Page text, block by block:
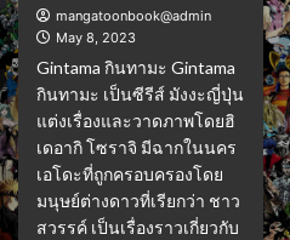
mangatoonbook@admin
May 8, 2023
Gintama กินทามะ Gintama
กินทามะ เป็นซีรีส์ มังงะญี่ปุ่น
แต่งเรื่องและวาดภาพโดยฮิ
เดอากิ โซราจิ มีฉากในนคร
เอโดะที่ถูกครอบครองโดย
มนุษย์ต่างดาวที่เรียกว่า ชาว
สวรรค์ เป็นเรื่องราวเกี่ยวกับ